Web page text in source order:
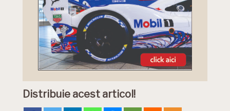
Distribuie acest articol!